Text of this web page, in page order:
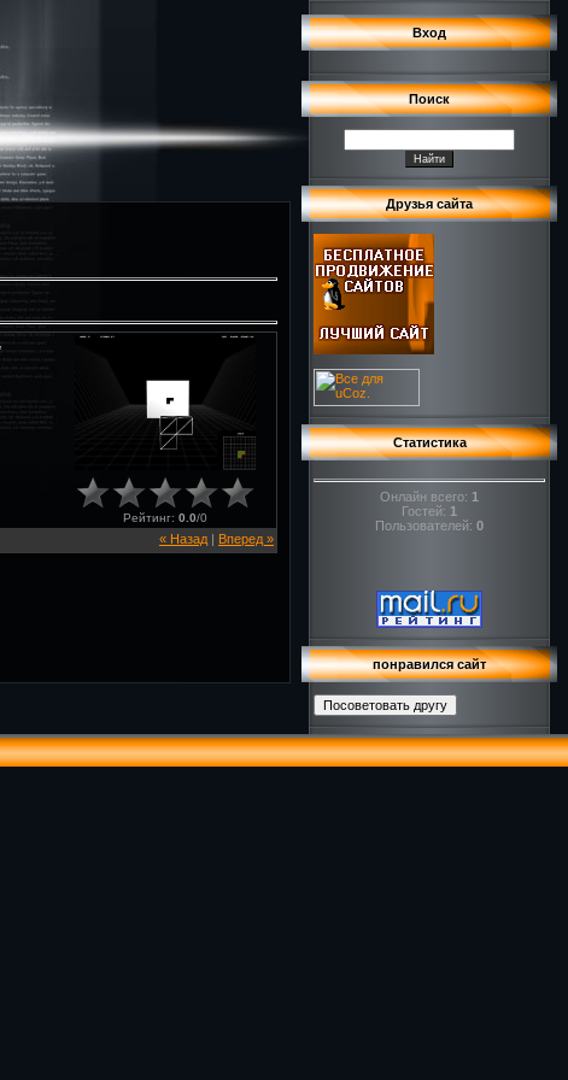
Рейтинг: 0.0/0
« Назад | Вперед »
Вход
Поиск
Друзья сайта
Статистика
Онлайн всего: 1
Гостей: 1
Пользователей: 0
понравился сайт